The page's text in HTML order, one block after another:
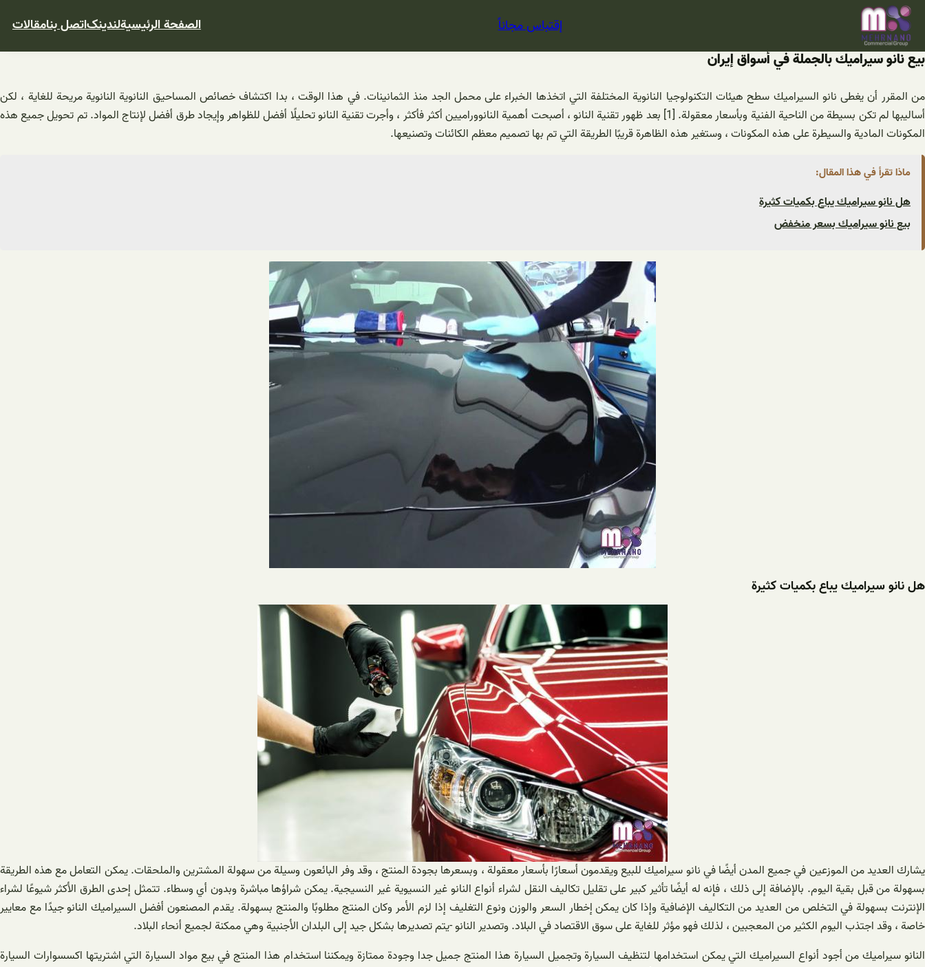
تخطى
المحتوى
إقتباس مجاناً الصفحة الرئيسيةلندینکاتصل بنامقالات
بيع نانو سيراميك بالجملة في أسواق إيران
من المقرر أن يغطى نانو السيراميك سطح هيئات التكنولوجيا النانوية المختلفة التي اتخذها الخبراء على محمل الجد منذ الثمانينات. في هذا الوقت ، بدا اكتشاف خصائص المساحيق النانوية النانوية مريحة للغاية ، لكن
أساليبها لم تكن بسيطة من الناحية الفنية وبأسعار معقولة. [1] بعد ظهور تقنية النانو ، أصبحت أهمية النانووراميين أكثر فأكثر ، وأجرت تقنية النانو تحليلًا أفضل للظواهر وإيجاد طرق أفضل لإنتاج المواد. تم تحويل جميع هذه
المكونات المادية والسيطرة على هذه المكونات ، وستغير هذه الظاهرة قريبًا الطريقة التي تم بها تصميم معظم الكائنات وتصنيعها.
ماذا تقرأ في هذا المقال:
هل نانو سيراميك يباع بكميات كثيرة
بيع نانو سيراميك بسعر منخفض
هل نانو سيراميك يباع بكميات كثيرة
يشارك العديد من الموزعين في جميع المدن أيضًا في نانو سيراميك للبيع ويقدمون أسعارًا بأسعار معقولة ، وبسعرها بجودة المنتج ، وقد وفر البائعون وسيلة من سهولة المشترين والملحقات. يمكن التعامل مع هذه الطريقة
بسهولة من قبل بقية اليوم. بالإضافة إلى ذلك ، فإنه له أيضًا تأثير كبير على تقليل تكاليف النقل لشراء أنواع النانو غير النسيوية غير النسيجية. يمكن شراؤها مباشرة وبدون أي وسطاء. تتمثل إحدى الطرق الأكثر شيوعًا لشراء
الإنترنت بسهولة في التخلص من العديد من التكاليف الإضافية وإذا كان يمكن إخطار السعر والوزن ونوع التغليف إذا لزم الأمر وكان المنتج مطلوبًا والمنتج بسهولة. يقدم المصنعون أفضل السيراميك النانو جيدًا مع معايير
خاصة ، وقد اجتذب اليوم الكثير من المعجبين ، لذلك فهو مؤثر للغاية على سوق الاقتصاد في البلاد. وتصدير النانو -يتم تصديرها بشكل جيد إلى البلدان الأجنبية وهي ممكنة لجميع أنحاء البلاد.
النانو سيراميك من أجود أنواع السيراميك التي يمكن استخدامها لتنظيف السيارة وتجميل السيارة هذا المنتج جميل جدا وجودة ممتازة ويمكننا استخدام هذا المنتج في بيع مواد السيارة التي اشتريتها اكسسوارات السيارة